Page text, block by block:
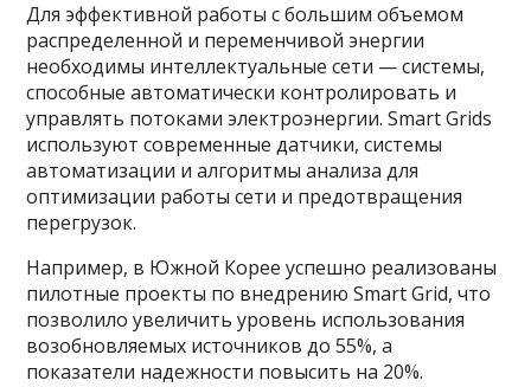
Для эффективной работы с большим объемом
распределенной и переменчивой энергии
необходимы интеллектуальные сети — системы,
способные автоматически контролировать и
управлять потоками электроэнергии. Smart Grids
используют современные датчики, системы
автоматизации и алгоритмы анализа для
оптимизации работы сети и предотвращения
перегрузок.
Например, в Южной Корее успешно реализованы
пилотные проекты по внедрению Smart Grid, что
позволило увеличить уровень использования
возобновляемых источников до 55%, а
показатели надежности повысить на 20%.